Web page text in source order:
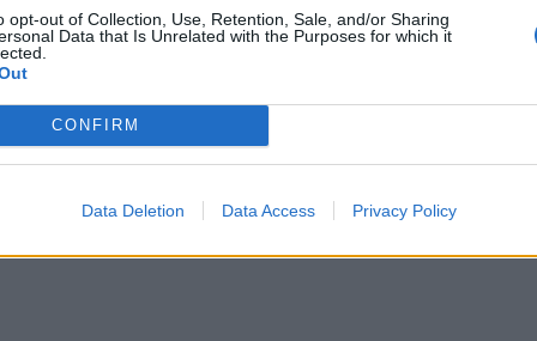
opt-out of Collection, Use, Retention, Sale, and/or Sharing
Data that Is Unrelated with the Purposes for which it
CONFIRM
Data Deletion Data Access Privacy Policy